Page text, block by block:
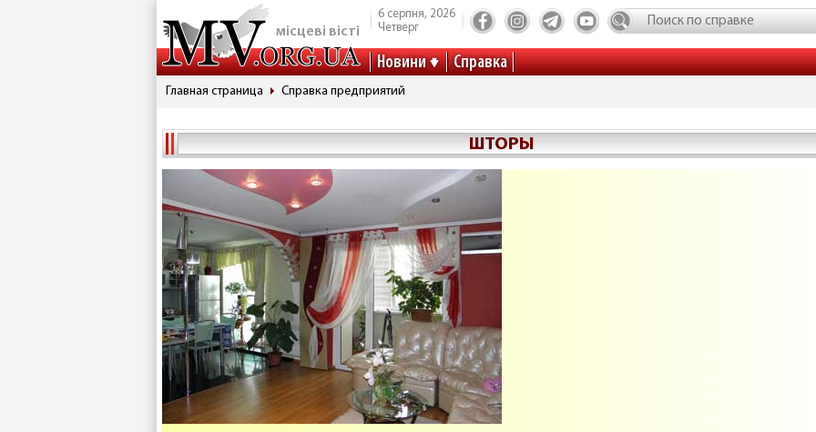
місцеві вісті
6 серпня, 2026
Четверг
Новини Справка
Главная страница Справка предприятий
ШТОРЫ